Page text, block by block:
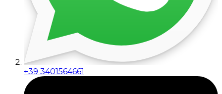
+39 3401564661